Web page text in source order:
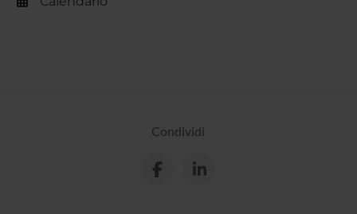
Condividi